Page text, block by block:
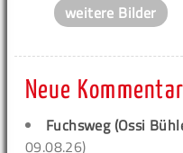
weitere Bilder
Neue
Fuchsweg (Ossi
09.08.26)